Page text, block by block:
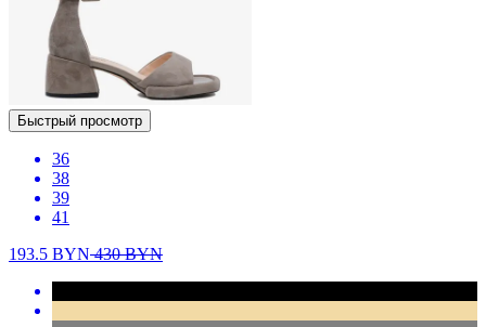
Быстрый просмотр
36
38
39
41
193.5 BYN430BYN